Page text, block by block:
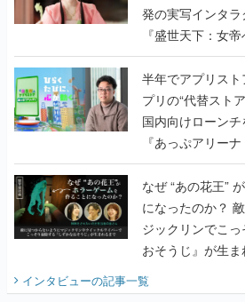
半年でアプリストア
プリの“代替スト
国内向けローン
『あっぷアリー
てみた
なぜ “あの花王”
になったのか？ 敵に見つからないようにマ
ジックリンでこ
おそうじ』が生
インタビューの記事一覧
『アビス』は、ひ